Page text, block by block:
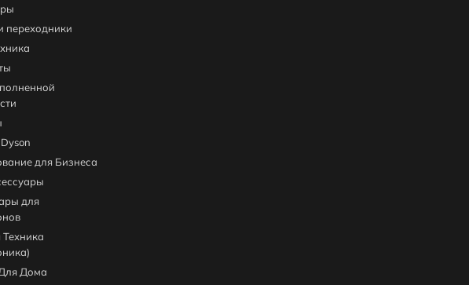
переходники
для Бизнеса
для
Дома